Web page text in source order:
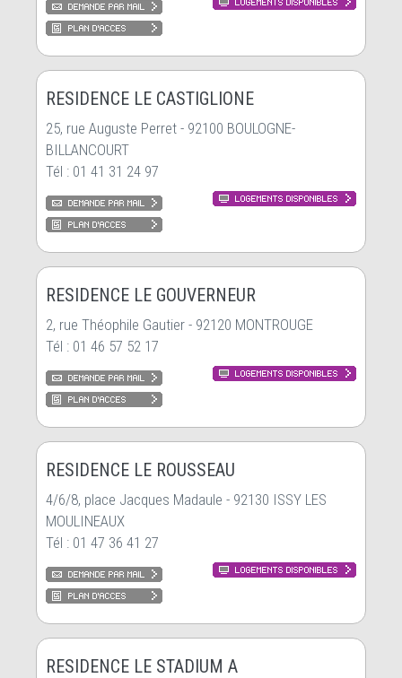
RESIDENCE LE CASTIGLIONE
25, rue Auguste Perret - 92100 BOULOGNE-
BILLANCOURT
Tél : 01 41 31 24 97
RESIDENCE LE GOUVERNEUR
2, rue Théophile Gautier - 92120 MONTROUGE
Tél : 01 46 57 52 17
RESIDENCE LE ROUSSEAU
4/6/8, place Jacques Madaule - 92130 ISSY LES
MOULINEAUX
Tél : 01 47 36 41 27
RESIDENCE LE STADIUM A